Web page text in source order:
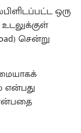
ஒரு
சென்று
என்பது